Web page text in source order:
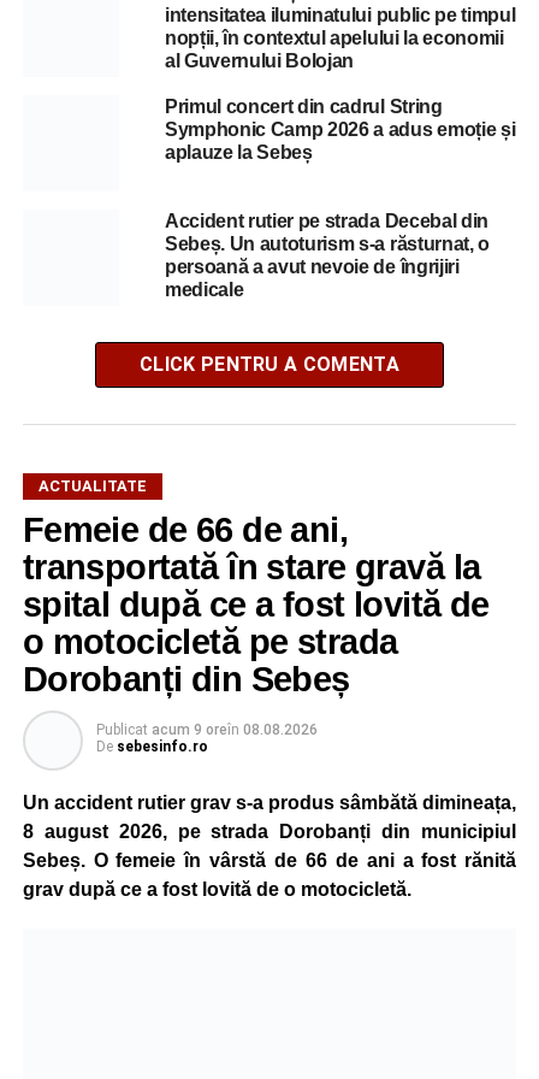
intensitatea iluminatului public pe timpul
nopții, în contextul apelului la economii
al Guvernului Bolojan
Primul concert din cadrul String
Symphonic Camp 2026 a adus emoție și
aplauze la Sebeș
Accident rutier pe strada Decebal din
Sebeș. Un autoturism s-a răsturnat, o
persoană a avut nevoie de îngrijiri
medicale
CLICK PENTRU A COMENTA
ACTUALITATE
Femeie de 66 de ani,
transportată în stare gravă la
spital după ce a fost lovită de
o motocicletă pe strada
Dorobanți din Sebeș
Publicat acum 9 oreîn 08.08.2026
De sebesinfo.ro
Un accident rutier grav s-a produs sâmbătă dimineața,
8 august 2026, pe strada Dorobanți din municipiul
Sebeș. O femeie în vârstă de 66 de ani a fost rănită
grav după ce a fost lovită de o motocicletă.